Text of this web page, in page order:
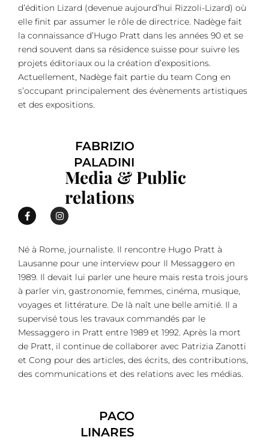
d’édition Lizard (devenue aujourd’hui Rizzoli-Lizard) où
elle finit par assumer le rôle de directrice. Nadège fait
la connaissance d’Hugo Pratt dans les années 90 et se
rend souvent dans sa résidence suisse pour suivre les
projets éditoriaux ou la création d’expositions.
Actuellement, Nadège fait partie du team Cong en
s’occupant principalement des évènements artistiques
et des expositions.
FABRIZIO
PALADINI
Media & Public
relations
Né à Rome, journaliste. Il rencontre Hugo Pratt à
Lausanne pour une interview pour Il Messaggero en
1989. Il devait lui parler une heure mais resta trois jours
à parler vin, gastronomie, femmes, cinéma, musique,
voyages et littérature. De là naît une belle amitié. Il a
supervisé tous les travaux commandés par le
Messaggero in Pratt entre 1989 et 1992. Après la mort
de Pratt, il continue de collaborer avec Patrizia Zanotti
et Cong pour des articles, des écrits, des contributions,
des communications et des relations avec les médias.
PACO
LINARES